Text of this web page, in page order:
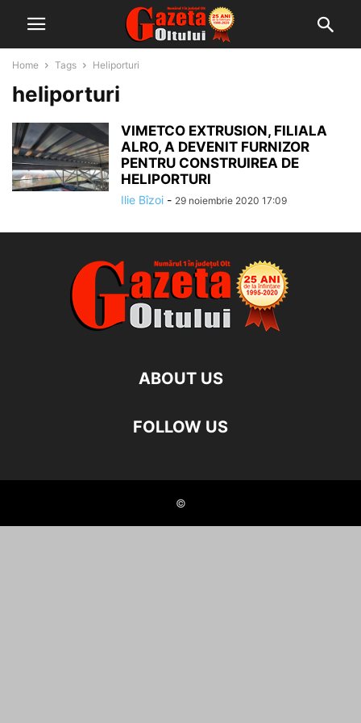
Home Tags Heliporturi
heliporturi
VIMETCO EXTRUSION, FILIALA
ALRO, A DEVENIT FURNIZOR
PENTRU CONSTRUIREA DE
HELIPORTURI
Ilie Bîzoi - 29 noiembrie 2020 17:09
ABOUT US
FOLLOW US
©